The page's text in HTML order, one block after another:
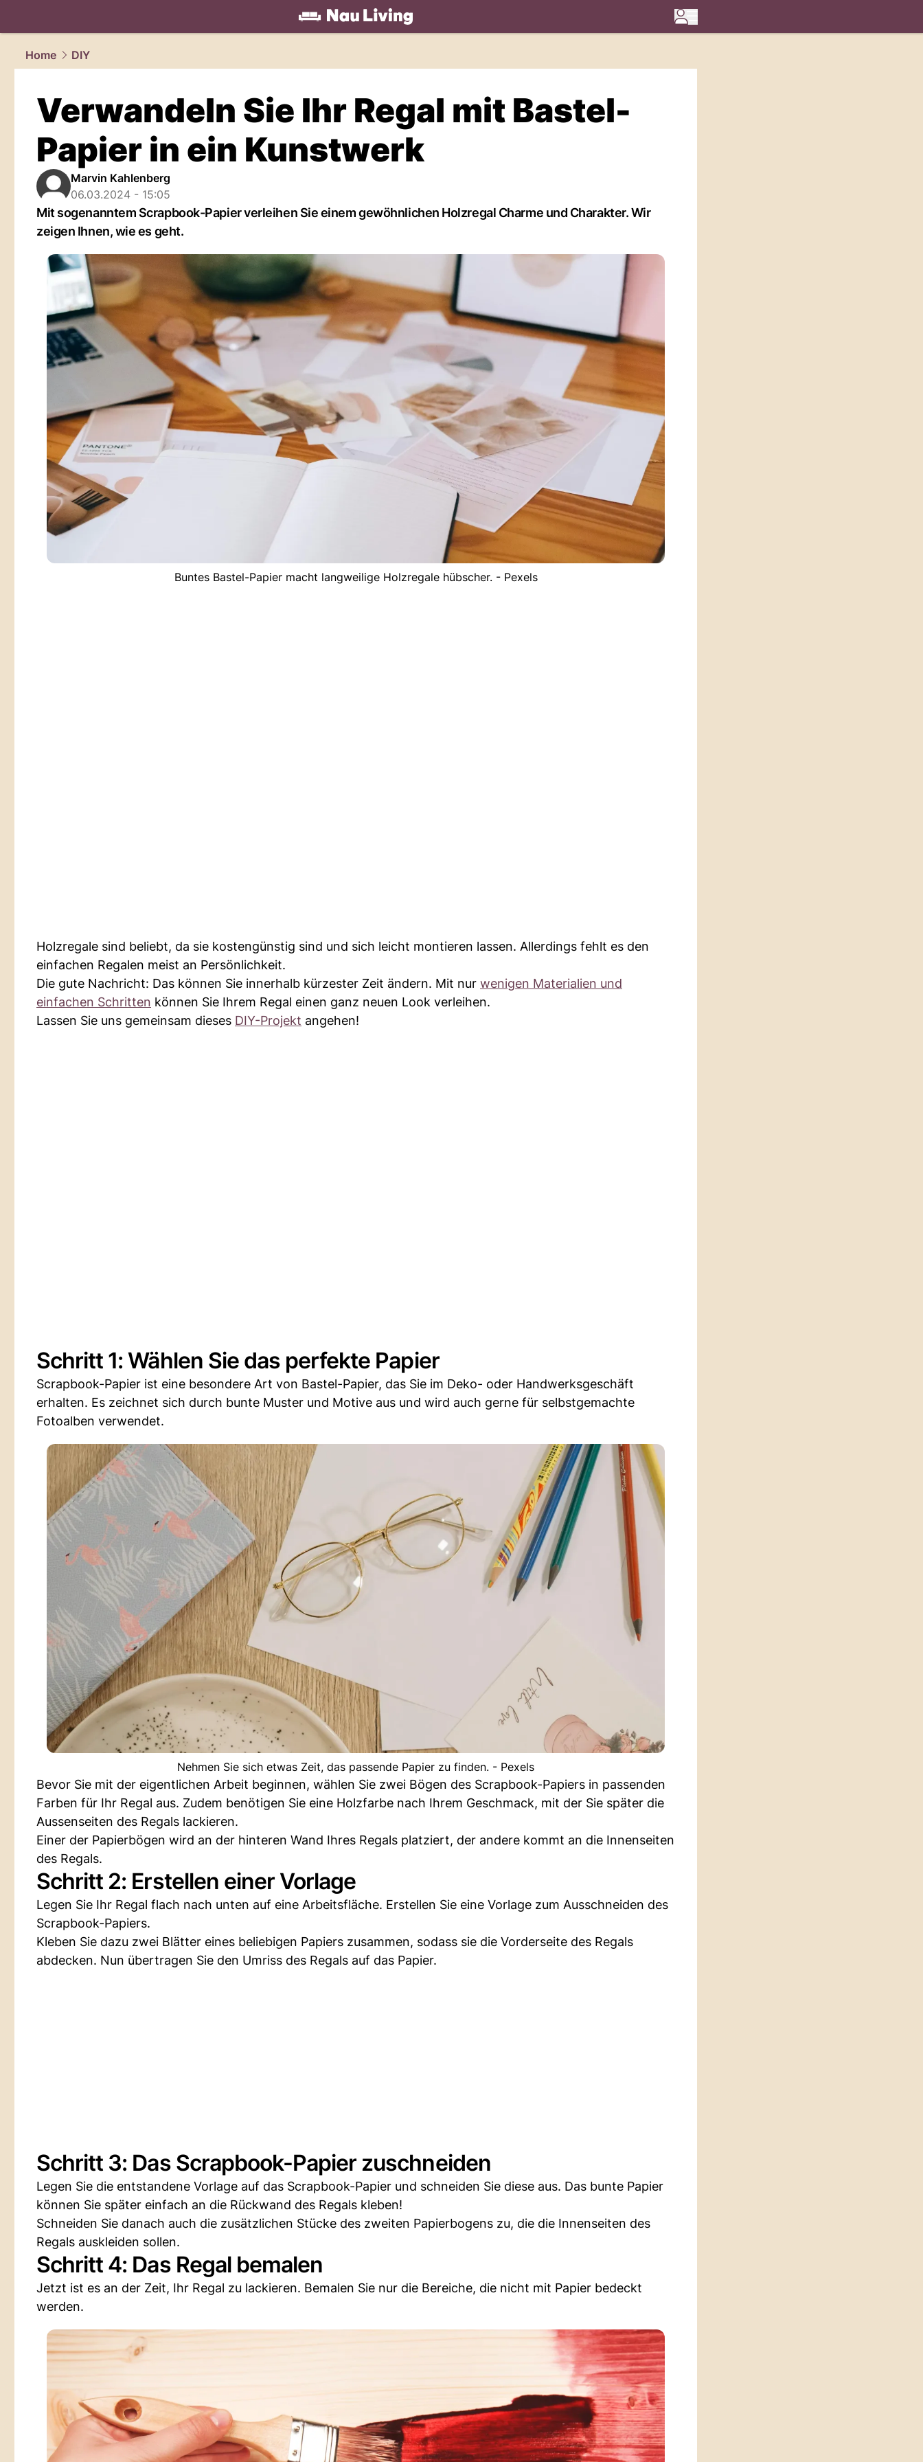
living.NAU.ch
Home
DIY
Verwandeln Sie Ihr Regal mit Bastel-
Papier in ein Kunstwerk
Marvin Kahlenberg
06.03.2024 - 15:05
Mit sogenanntem Scrapbook-Papier verleihen Sie einem gewöhnlichen Holzregal Charme und Charakter. Wir
zeigen Ihnen, wie es geht.
Buntes Bastel-Papier macht langweilige Holzregale hübscher. - Pexels
Holzregale sind beliebt, da sie kostengünstig sind und sich leicht montieren lassen. Allerdings fehlt es den
einfachen Regalen meist an Persönlichkeit.
Die gute Nachricht: Das können Sie innerhalb kürzester Zeit ändern. Mit nur wenigen Materialien und
einfachen Schritten können Sie Ihrem Regal einen ganz neuen Look verleihen.
Lassen Sie uns gemeinsam dieses DIY-Projekt angehen!
Schritt 1: Wählen Sie das perfekte Papier
Scrapbook-Papier ist eine besondere Art von Bastel-Papier, das Sie im Deko- oder Handwerksgeschäft
erhalten. Es zeichnet sich durch bunte Muster und Motive aus und wird auch gerne für selbstgemachte
Fotoalben verwendet.
Nehmen Sie sich etwas Zeit, das passende Papier zu finden. - Pexels
Bevor Sie mit der eigentlichen Arbeit beginnen, wählen Sie zwei Bögen des Scrapbook-Papiers in passenden
Farben für Ihr Regal aus. Zudem benötigen Sie eine Holzfarbe nach Ihrem Geschmack, mit der Sie später die
Aussenseiten des Regals lackieren.
Einer der Papierbögen wird an der hinteren Wand Ihres Regals platziert, der andere kommt an die Innenseiten
des Regals.
Schritt 2: Erstellen einer Vorlage
Legen Sie Ihr Regal flach nach unten auf eine Arbeitsfläche. Erstellen Sie eine Vorlage zum Ausschneiden des
Scrapbook-Papiers.
Kleben Sie dazu zwei Blätter eines beliebigen Papiers zusammen, sodass sie die Vorderseite des Regals
abdecken. Nun übertragen Sie den Umriss des Regals auf das Papier.
Schritt 3: Das Scrapbook-Papier zuschneiden
Legen Sie die entstandene Vorlage auf das Scrapbook-Papier und schneiden Sie diese aus. Das bunte Papier
können Sie später einfach an die Rückwand des Regals kleben!
Schneiden Sie danach auch die zusätzlichen Stücke des zweiten Papierbogens zu, die die Innenseiten des
Regals auskleiden sollen.
Schritt 4: Das Regal bemalen
Jetzt ist es an der Zeit, Ihr Regal zu lackieren. Bemalen Sie nur die Bereiche, die nicht mit Papier bedeckt
werden.